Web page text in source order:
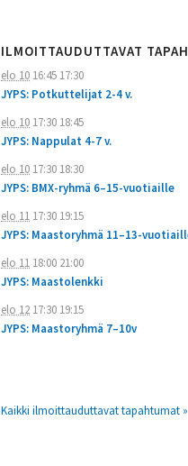
ILMOITTAUDUTTAVAT
elo 10 16:45 17:30
JYPS: Potkuttelijat 2-4 v.
elo 10 17:30 18:45
JYPS: Nappulat 4-7 v.
elo 10 17:30 18:30
JYPS: BMX-ryhmä 6–15-vuotiaille
elo 11 17:30 19:15
JYPS: Maastoryhmä 11–13-
elo 11 18:00 21:00
JYPS: Maastolenkki
elo 12 17:30 19:15
JYPS: Maastoryhmä 7–10v
Kaikki ilmoittauduttavat tapahtumat »